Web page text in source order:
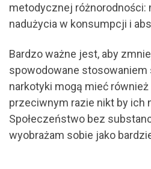
metodycznej różnorodności:
nadużycia w konsumpcji i
Bardzo ważne jest, aby
spowodowane stosowaniem
narkotyki mogą mieć
przeciwnym razie nikt by ich
Społeczeństwo bez
wyobrażam sobie jako